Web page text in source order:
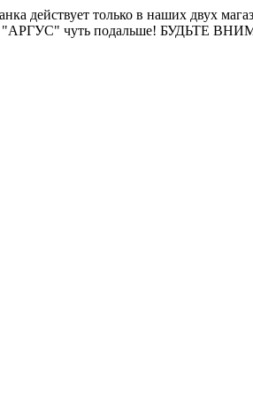
только в наших двух
"АРГУС" чуть подальше! БУДЬТЕ